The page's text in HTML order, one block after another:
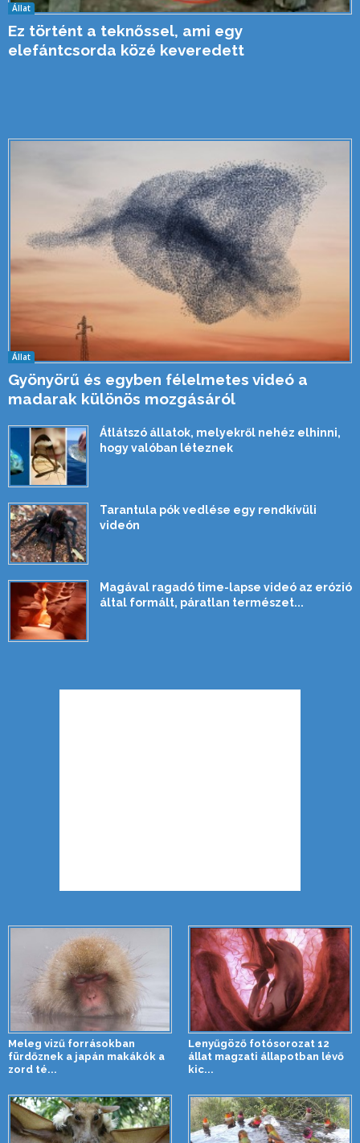
Állat
Ez történt a teknőssel, ami egy
elefántcsorda közé keveredett
Állat
Gyönyörű és egyben félelmetes videó a
madarak különös mozgásáról
Átlátszó állatok, melyekről nehéz elhinni,
hogy valóban léteznek
Tarantula pók vedlése egy rendkívüli
videón
Magával ragadó time-lapse videó az erózió
által formált, páratlan természet...
Meleg vizű forrásokban
fürdőznek a japán makákók a
zord té...
Lenyűgöző fotósorozat 12
állat magzati állapotban lévő
kic...